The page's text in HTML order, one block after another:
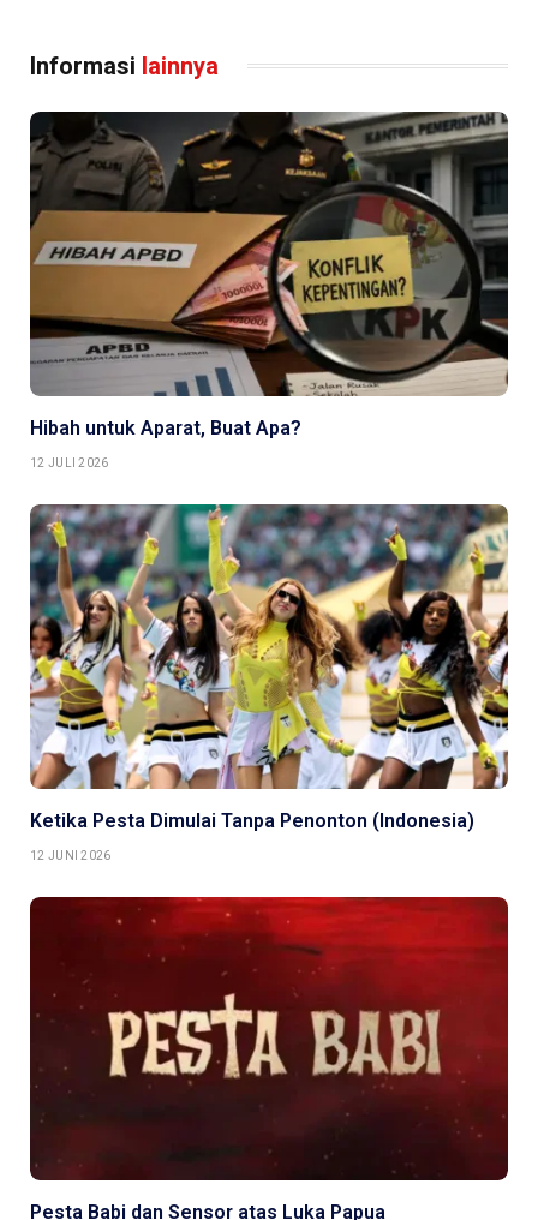
Informasi lainnya
Hibah untuk Aparat, Buat Apa?
12 JULI 2026
Ketika Pesta Dimulai Tanpa Penonton (Indonesia)
12 JUNI 2026
Pesta Babi dan Sensor atas Luka Papua